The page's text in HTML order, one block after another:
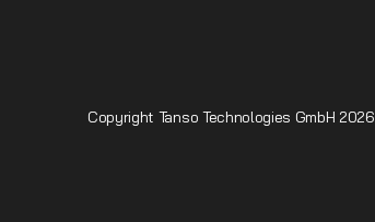
Copyright Tanso Technologies GmbH 2026